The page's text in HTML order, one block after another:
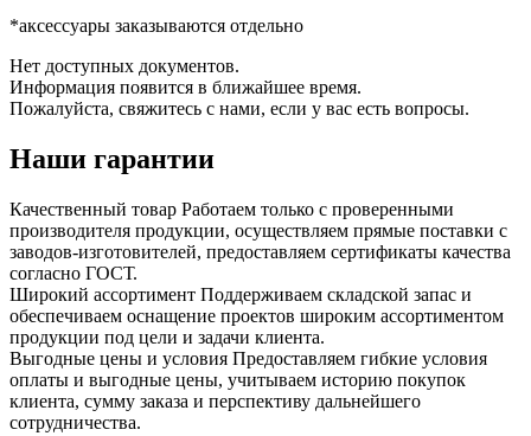
*аксессуары заказываются отдельно
Нет доступных документов.
Информация появится в ближайшее время.
Пожалуйста, свяжитесь с нами, если у вас есть вопросы.
Наши гарантии
Качественный товар Работаем только с проверенными
производителя продукции, осуществляем прямые поставки с
заводов-изготовителей, предоставляем сертификаты качества
согласно ГОСТ.
Широкий ассортимент Поддерживаем складской запас и
обеспечиваем оснащение проектов широким ассортиментом
продукции под цели и задачи клиента.
Выгодные цены и условия Предоставляем гибкие условия
оплаты и выгодные цены, учитываем историю покупок
клиента, сумму заказа и перспективу дальнейшего
сотрудничества.